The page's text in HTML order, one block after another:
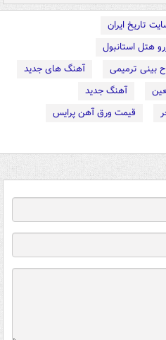
تاریخ ایران
هتل استانبول
بینی ترمیمی
آهنگ های جدید
آهنگ جدید
قیمت ورق آهن پرایس